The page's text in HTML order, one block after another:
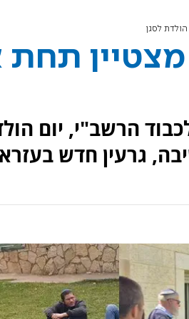
מצטיין
הרשב"י, יום
גרעין חדש